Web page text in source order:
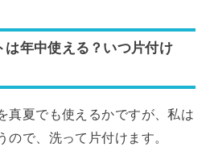
は年中使える？いつ片付け
真夏でも使えるかですが、私は
ので、洗って片付けます。